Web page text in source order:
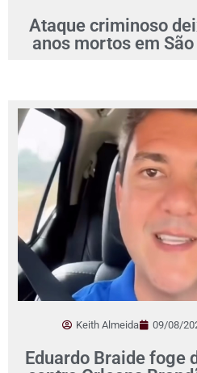
Ataque criminoso
anos mortos em
Keith Almeida 09/08/
Eduardo Braide foge